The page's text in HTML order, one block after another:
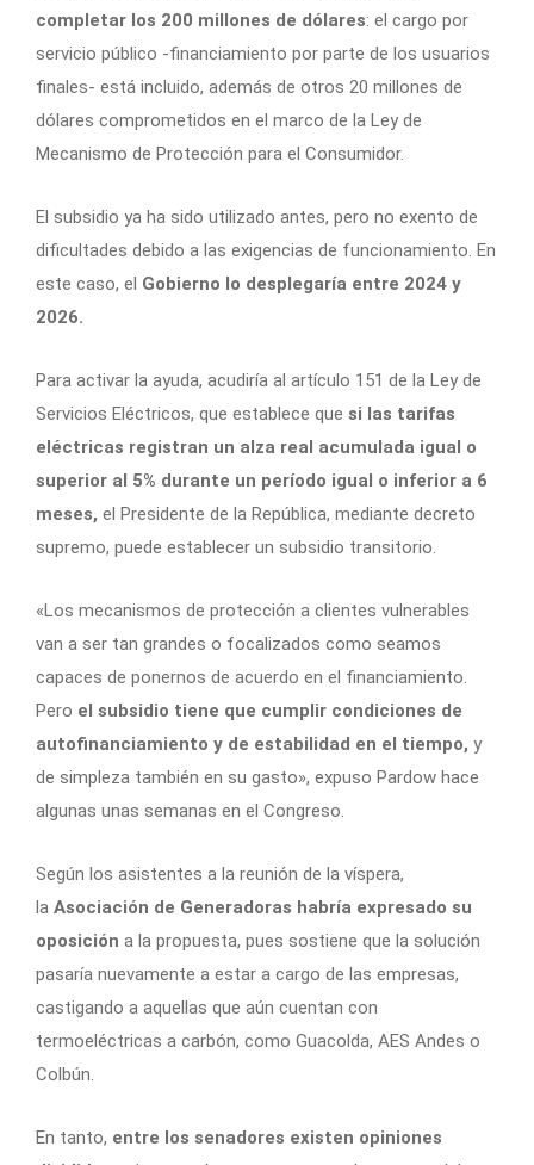
completar los 200 millones de dólares: el cargo por
servicio público -financiamiento por parte de los usuarios
finales- está incluido, además de otros 20 millones de
dólares comprometidos en el marco de la Ley de
Mecanismo de Protección para el Consumidor.
El subsidio ya ha sido utilizado antes, pero no exento de
dificultades debido a las exigencias de funcionamiento. En
este caso, el Gobierno lo desplegaría entre 2024 y
2026.
Para activar la ayuda, acudiría al artículo 151 de la Ley de
Servicios Eléctricos, que establece que si las tarifas
eléctricas registran un alza real acumulada igual o
superior al 5% durante un período igual o inferior a 6
meses, el Presidente de la República, mediante decreto
supremo, puede establecer un subsidio transitorio.
«Los mecanismos de protección a clientes vulnerables
van a ser tan grandes o focalizados como seamos
capaces de ponernos de acuerdo en el financiamiento.
Pero el subsidio tiene que cumplir condiciones de
autofinanciamiento y de estabilidad en el tiempo, y
de simpleza también en su gasto», expuso Pardow hace
algunas unas semanas en el Congreso.
Según los asistentes a la reunión de la víspera,
la Asociación de Generadoras habría expresado su
oposición a la propuesta, pues sostiene que la solución
pasaría nuevamente a estar a cargo de las empresas,
castigando a aquellas que aún cuentan con
termoeléctricas a carbón, como Guacolda, AES Andes o
Colbún.
En tanto, entre los senadores existen opiniones